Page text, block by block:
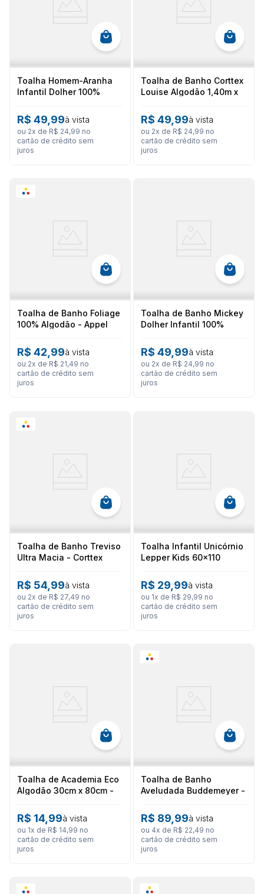
Toalha Homem-Aranha
Infantil Dolher 100%
R$ 49 99à vista
ou 2x de R$ 24,99 no
cartão de crédito sem
juros
Toalha de Banho Corttex
Louise Algodão 1,40m x
R$ 49 99à vista
ou 2x de R$ 24,99 no
cartão de crédito sem
juros
Toalha de Banho Foliage
100% Algodão - Appel
R$ 42,99à vista
ou 2x de R$ 21,49 no
cartão de crédito sem
juros
Toalha de Banho Mickey
Dolher Infantil 100%
R$ 49,99à vista
ou 2x de R$ 24,99 no
cartão de crédito sem
juros
Toalha de Banho Treviso
Ultra Macia - Corttex
R$ 54 99à vista
ou 2x de R$ 27,49 no
cartão de crédito sem
juros
Toalha Infantil Unicórnio
Lepper Kids 60x110
R$ 29 99à vista
ou 1x de R$ 29,99 no
cartão de crédito sem
juros
Toalha de Academia Eco
Algodão 30cm x 80cm -
R$ 14 99à vista
ou 1x de R$ 14,99 no
cartão de crédito sem
juros
Toalha de Banho
Aveludada Buddemeyer -
R$ 89 99à vista
ou 4x de R$ 22,49 no
cartão de crédito sem
juros